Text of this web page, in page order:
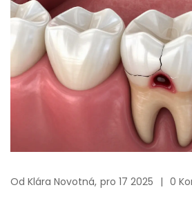
Od Klára Novotná, pro 17 2025 0